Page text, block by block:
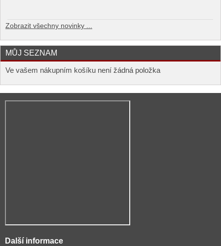
Zobrazit všechny novinky ...
MŮJ SEZNAM
Ve vašem nákupním košíku není žádná položka
Další informace